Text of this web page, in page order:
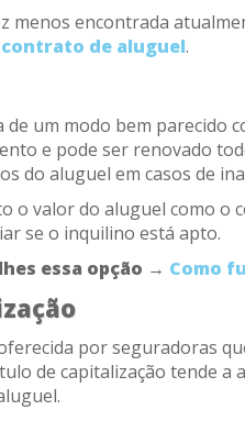
menos encontrada
contrato de aluguel.
de um modo bem parecido
e pode ser renovado
do aluguel em casos de
o valor do aluguel como o
se o inquilino está apto.
essa opção → Como
por seguradoras
de capitalização tende a